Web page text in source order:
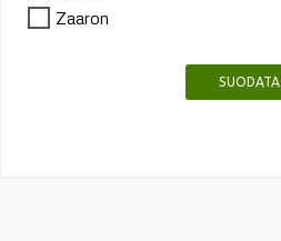
Zaaron
SUODATA